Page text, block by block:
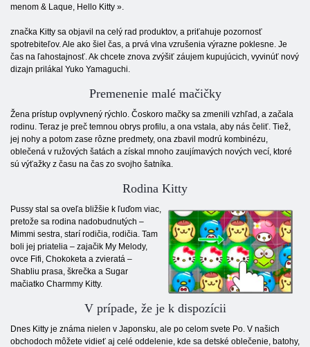
menom & Laque, Hello Kitty ».
značka Kitty sa objavil na celý rad produktov, a priťahuje pozornosť
spotrebiteľov. Ale ako šiel čas, a prvá vlna vzrušenia výrazne poklesne. Je
čas na ľahostajnosť. Ak chcete znova zvýšiť záujem kupujúcich, vyvinúť nový
dizajn prilákal Yuko Yamaguchi.
Premenenie malé mačičky
Žena prístup ovplyvnený rýchlo. Čoskoro mačky sa zmenili vzhľad, a začala
rodinu. Teraz je preč temnou obrys profilu, a ona vstala, aby nás čeliť. Tiež,
jej nohy a potom zase rôzne predmety, ona zbavil modrú kombinézu,
oblečená v ružových šatách a získal mnoho zaujímavých nových vecí, ktoré
sú výťažky z času na čas zo svojho šatníka.
Rodina Kitty
Pussy stal sa oveľa bližšie k ľuďom viac,
pretože sa rodina nadobudnutých –
Mimmi sestra, starí rodičia, rodičia. Tam
boli jej priatelia – zajačik My Melody,
ovce Fifi, Chokoketa a zvieratá –
Shablіu prasa, škrečka a Sugar
mačiatko Charmmy Kitty.
V prípade, že je k dispozícii
Dnes Kitty je známa nielen v Japonsku, ale po celom svete Po. V našich
obchodoch môžete vidieť aj celé oddelenie, kde sa detské oblečenie, batohy,